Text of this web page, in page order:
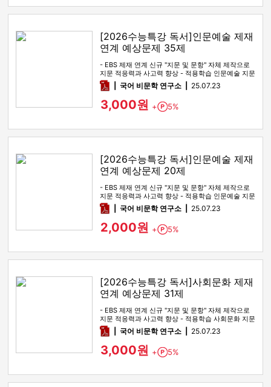
[2026수능특강 독서]인문예술 제재
연계 예상문제 35제
- EBS 제재 연계 신규 "지문 및 문항" 자체 제작으로
지문 적응력과 사고력 향상 - 적용학습 인문예술 지문
전 범위를 …
pdf국어 비문학 연구소 25.07.23
3,000원 + Point
5%
[2026수능특강 독서]인문예술 제재
연계 예상문제 20제
- EBS 제재 연계 신규 "지문 및 문항" 자체 제작으로
지문 적응력과 사고력 향상 - 적용학습 인문예술 지문
전 범위를 …
pdf국어 비문학 연구소 25.07.23
2,000원 + Point
5%
[2026수능특강 독서]사회문화 제재
연계 예상문제 31제
- EBS 제재 연계 신규 "지문 및 문항" 자체 제작으로
지문 적응력과 사고력 향상 - 적용학습 사회문화 지문
전 범위를 …
pdf국어 비문학 연구소 25.07.23
3,000원 + Point
5%